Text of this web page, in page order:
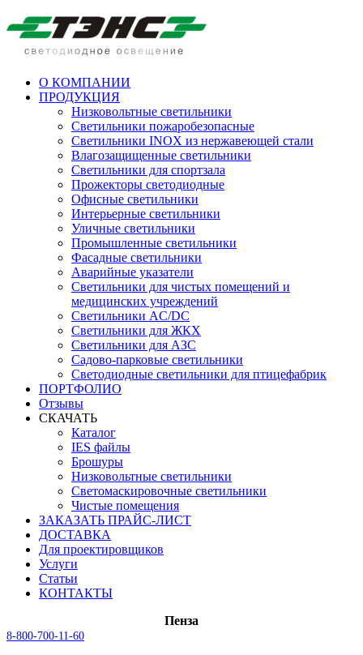
О КОМПАНИИ
ПРОДУКЦИЯ
Низковольтные светильники
Cветильники пожаробезопасные
Светильники INOX из нержавеющей стали
Влагозащищенные светильники
Светильники для спортзала
Прожекторы светодиодные
Офисные светильники
Интерьерные светильники
Уличные светильники
Промышленные светильники
Фасадные светильники
Аварийные указатели
Светильники для чистых помещений и
медицинских учреждений
Светильники AC/DC
Светильники для ЖКХ
Светильники для АЗС
Садово-парковые светильники
Светодиодные светильники для птицефабрик
ПОРТФОЛИО
Отзывы
СКАЧАТЬ
Каталог
IES файлы
Брошуры
Низковольтные светильники
Светомаскировочные светильники
Чистые помещения
ЗАКАЗАТЬ ПРАЙС-ЛИСТ
ДОСТАВКА
Для проектировщиков
Услуги
Статьи
КОНТАКТЫ
Пенза
8-800-700-11-60